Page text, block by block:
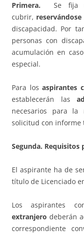
Primera. Se fija
cubrir,
discapacidad. Por
personas con
acumulación en
especial.
Para los aspirantes
establecerán las
necesarios para la
solicitud con informe
Segunda. Requisitos
El aspirante ha de
título de Licenciado
Los aspirantes
extranjero deberán
correspondiente